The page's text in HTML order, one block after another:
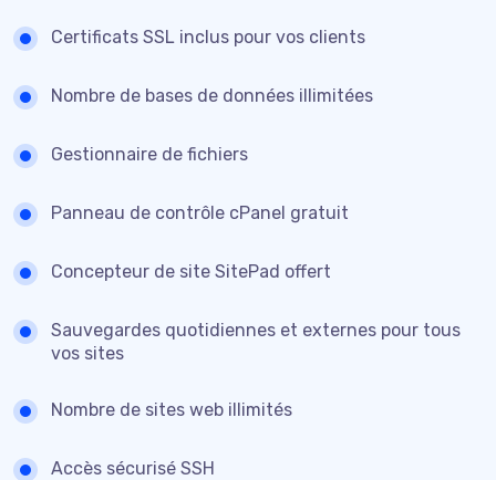
Certificats SSL inclus pour vos clients
Nombre de bases de données illimitées
Gestionnaire de fichiers
Panneau de contrôle cPanel gratuit
Concepteur de site SitePad offert
Sauvegardes quotidiennes et externes pour tous
vos sites
Nombre de sites web illimités
Accès sécurisé SSH